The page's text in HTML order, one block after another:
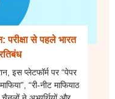
से पहले भारत
इस प्लेटफॉर्म पर “पेपर
“री-नीट माफियाठ